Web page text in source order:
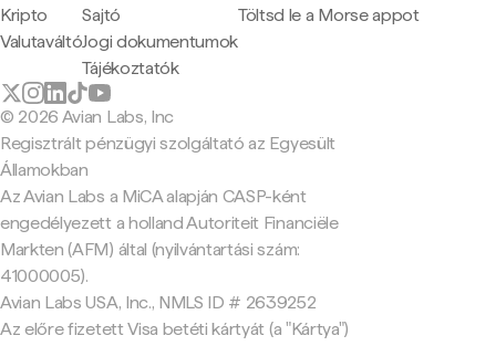
Kripto
Valutaváltó
Sajtó
Jogi dokumentumok
Tájékoztatók
Töltsd le a Morse appot
© 2026 Avian Labs, Inc
Regisztrált pénzügyi szolgáltató az Egyesült
Államokban
Az Avian Labs a MiCA alapján CASP-ként
engedélyezett a holland Autoriteit Financiële
Markten (AFM) által (nyilvántartási szám:
41000005).
Avian Labs USA, Inc., NMLS ID # 2639252
Az előre fizetett Visa betéti kártyát (a "Kártya")